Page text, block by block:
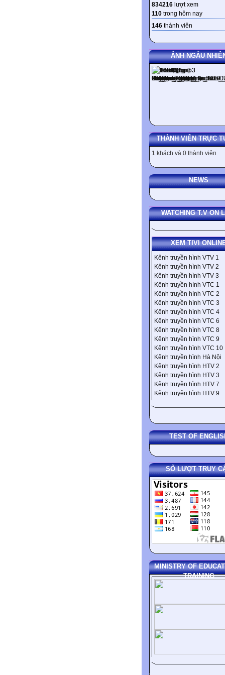
834216 lượt xem
110 trong hôm nay
146 thành viên
ẢNH NGẪU
THÀNH VIÊN TRỰC
1 khách và 0 thành viên
NEWS
WATCHING T.V ON
XEM TIVI
Kênh truyền hình VTV 1
Kênh truyền hình VTV 2
Kênh truyền hình VTV 3
Kênh truyền hình VTC 1
Kênh truyền hình VTC 2
Kênh truyền hình VTC 3
Kênh truyền hình VTC 4
Kênh truyền hình VTC 6
Kênh truyền hình VTC 8
Kênh truyền hình VTC 9
Kênh truyền hình VTC 10
Kênh truyền hình Hà Nội
Kênh truyền hình HTV 2
Kênh truyền hình HTV 3
Kênh truyền hình HTV 7
Kênh truyền hình HTV 9
TEST OF
SỐ LƯỢT TRUY
MINISTRY OF
TRAINING